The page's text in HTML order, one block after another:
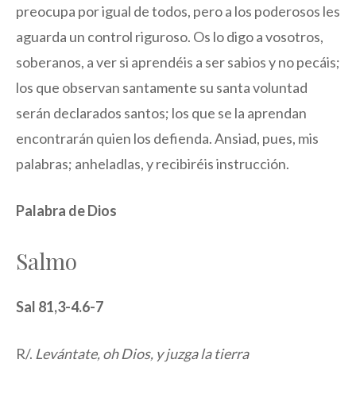
preocupa por igual de todos, pero a los poderosos les
aguarda un control riguroso. Os lo digo a vosotros,
soberanos, a ver si aprendéis a ser sabios y no pecáis;
los que observan santamente su santa voluntad
serán declarados santos; los que se la aprendan
encontrarán quien los defienda. Ansiad, pues, mis
palabras; anheladlas, y recibiréis instrucción.
Palabra de Dios
Salmo
Sal 81,3-4.6-7
R/. Levántate, oh Dios, y juzga la tierra